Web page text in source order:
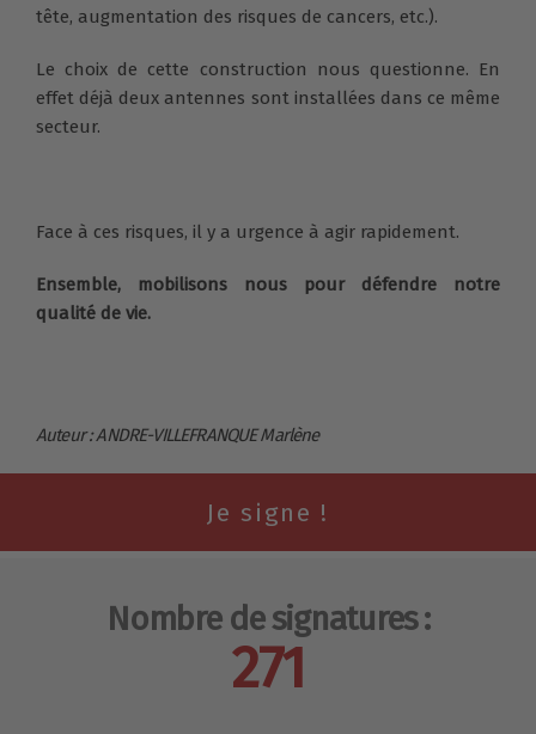
tête, augmentation des risques de cancers, etc.).
Le choix de cette construction nous questionne. En
effet déjà deux antennes sont installées dans ce même
secteur.
Face à ces risques, il y a urgence à agir rapidement.
Ensemble, mobilisons nous pour défendre notre
qualité de vie.
Auteur : ANDRE-VILLEFRANQUE Marlène
Nombre de signatures :
271